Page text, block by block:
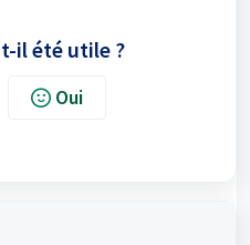
il été utile ?
Oui